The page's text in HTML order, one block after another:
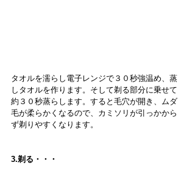
タオルを濡らし電子レンジで３０秒強温め、蒸
しタオルを作ります。そして剃る部分に乗せて
約３０秒蒸らします。すると毛穴が開き、ムダ
毛が柔らかくなるので、カミソリが引っかから
ず剃りやすくなります。
3.剃る・・・